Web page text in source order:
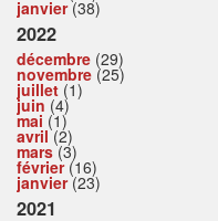
janvier(38)
2022
décembre (29)
novembre (25)
juillet (1)
juin (4)
mai (1)
avril(2)
mars(3)
février(16)
janvier(23)
2021